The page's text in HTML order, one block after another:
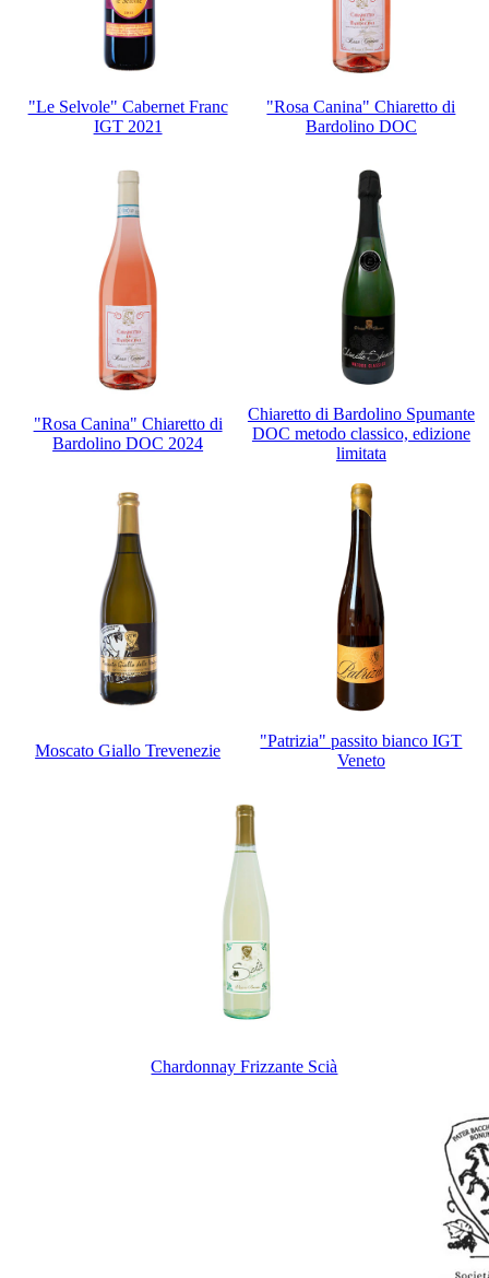
"Le Selvole" Cabernet Franc
IGT 2021
"Rosa Canina" Chiaretto di
Bardolino DOC
"Rosa Canina" Chiaretto di
Bardolino DOC 2024
Chiaretto di Bardolino Spumante
DOC metodo classico, edizione
limitata
Moscato Giallo Trevenezie
"Patrizia" passito bianco IGT
Veneto
Chardonnay Frizzante Scià